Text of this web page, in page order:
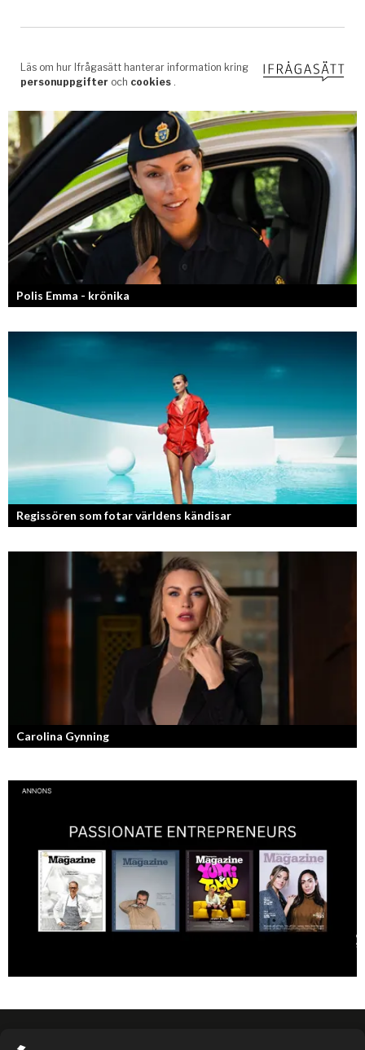
Polis Emma - krönika
Kan jag snälla få prata med dig igen, för du va så bra att prata med.
Regissören som fotar världens kändisar
Fotografen och regissören Peter Svenson har en lång meritlista och är
ett sant bevis på att om man tror på sig själv och...
Carolina Gynning
Under ytan av en passionerad och strukturerad entreprenör.